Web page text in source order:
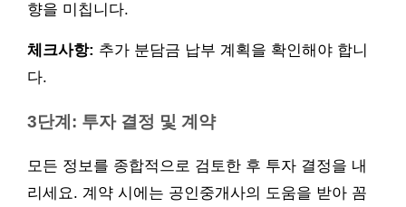
향을 미칩니다.
체크사항: 추가 분담금 납부 계획을 확인해야 합니
다.
3단계: 투자 결정 및 계약
모든 정보를 종합적으로 검토한 후 투자 결정을 내
리세요. 계약 시에는 공인중개사의 도움을 받아 꼼